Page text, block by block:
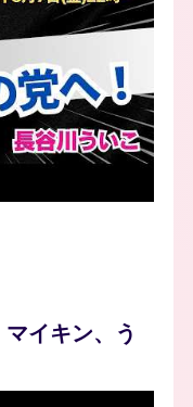
イキン、う